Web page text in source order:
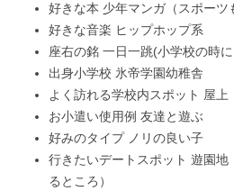
好きな本 少年マンガ（スポーツ
好きな音楽 ヒップホップ系
座右の銘 一日一跳(小学校の時
出身小学校 氷帝学園幼稚舎
よく訪れる学校内スポット 屋上
お小遣い使用例 友達と遊ぶ
好みのタイプ ノリの良い子
行きたいデートスポット 遊園地
るところ）